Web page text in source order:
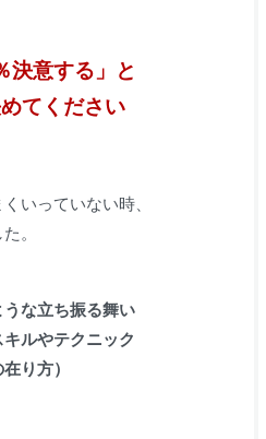
決意する」と
てください
いっていない時、
。
な立ち振る舞い
ルやテクニック
り方）